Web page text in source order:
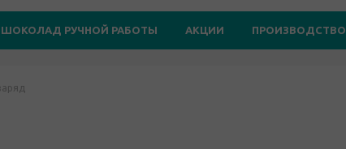
ШОКОЛАД РУЧНОЙ РАБОТЫ АКЦИИ ПРОИЗВОДСТВО